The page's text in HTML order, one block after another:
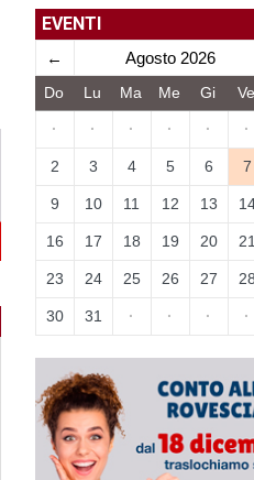
EVENTI
← Agosto 2026
Do Lu Ma Me Gi Ve
· · · · · ·
2 3 4 5 6 7
9 10 11 12 13
16 17 18 19 20 21
23 24 25 26 27 28
30 31 · · · ·